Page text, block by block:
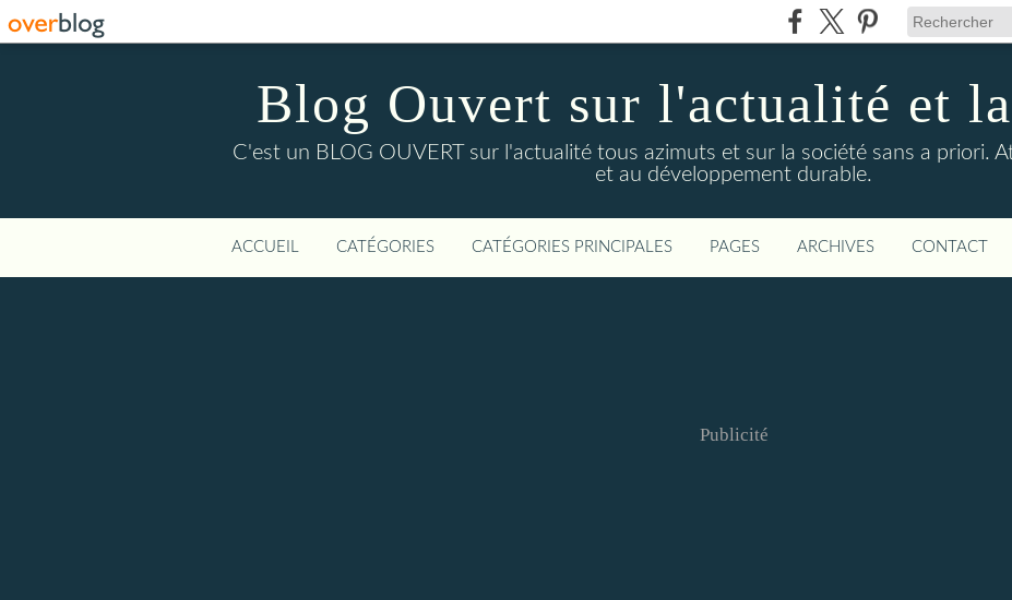
Blog Ouvert sur l'actualité et
C'est un BLOG OUVERT sur l'actualité tous azimuts et sur la société sans a priori.
et au développement durable.
ACCUEIL CATÉGORIES CATÉGORIES PRINCIPALES PAGES ARCHIVES CONTACT
Publicité